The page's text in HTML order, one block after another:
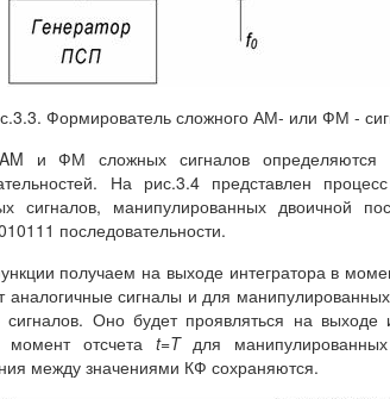
Формирователь сложного АМ- или ФМ -
и ФМ сложных сигналов определяются
На рис.3.4 представлен
манипулированных двоичной
последовательности.
получаем на выходе интегратора в
аналогичные сигналы и для
Оно будет проявляться на выходе
отсчета t=Tдля
между значениями КФ сохраняются.